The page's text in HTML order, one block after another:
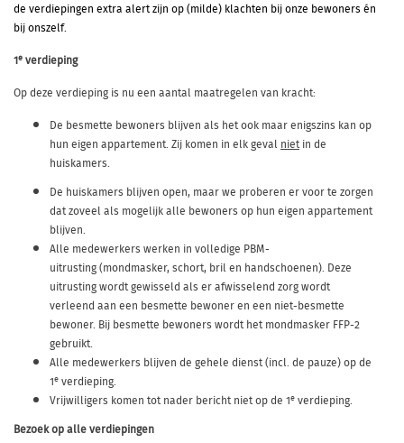
de verdiepingen extra alert zijn op (milde) klachten bij onze bewoners én
bij onszelf.
1e verdieping
Op deze verdieping is nu een aantal maatregelen van kracht:
De besmette bewoners blijven als het ook maar enigszins kan op
hun eigen appartement. Zij komen in elk geval nietin de
huiskamers.
De huiskamers blijven open, maar we proberen er voor te zorgen
dat zoveel als mogelijk alle bewoners op hun eigen appartement
blijven.
Alle medewerkers werken in volledige PBM-
uitrusting (mondmasker, schort, bril en handschoenen). Deze
uitrusting wordt gewisseld als er afwisselend zorg wordt
verleend aan een besmette bewoner en een niet-besmette
bewoner. Bij besmette bewoners wordt het mondmasker FFP-2
gebruikt.
Alle medewerkers blijven de gehele dienst (incl. de pauze) op de
1e verdieping.
Vrijwilligers komen tot nader bericht niet op de 1e verdieping.
Bezoek op alle verdiepingen